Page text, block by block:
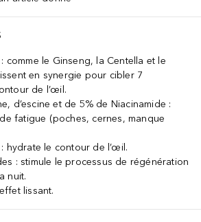
comme le Ginseng, la Centella et le
en synergie pour cibler 7
de l’œil.
d’escine et de 5% de Niacinamide :
fatigue (poches, cernes, manque
hydrate le contour de l’œil.
: stimule le processus de régénération
nuit.
lissant.